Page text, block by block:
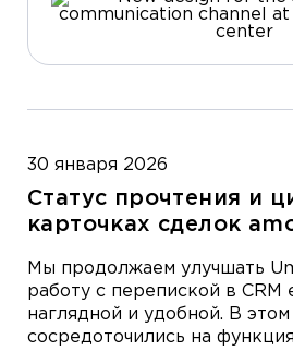
30 января 2026
Статус прочтения и
карточках сделок
Мы продолжаем улучшать
работу с перепиской в
наглядной и удобной. В
сосредоточились на